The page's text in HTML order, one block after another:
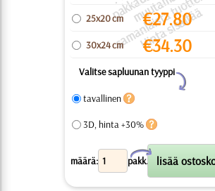
k
p
u
t
a.
ä
25x20 cm €27.80
30x24 cm €34.30
Valitse sapluunan tyyppi
Y
tavallinen
3D, hinta +30%
määrä: pakk.
X